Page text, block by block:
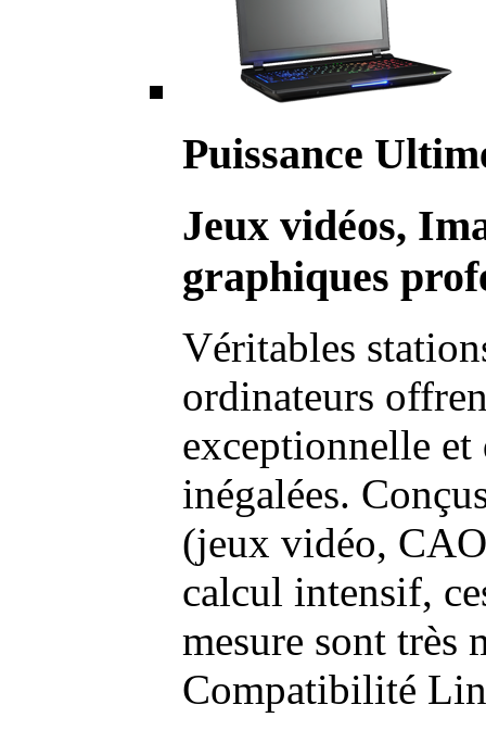
Puissance
Jeux vidéos,
graphiques
Véritables
ordinateurs
exceptionnelle et
inégalées.
(jeux vidéo,
calcul intensif,
mesure sont très
Compatibilité